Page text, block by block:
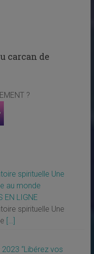
carcan de
?
spirituelle Une
au monde
EN LIGNE
spirituelle Une
[…]
2023 “Libérez vos